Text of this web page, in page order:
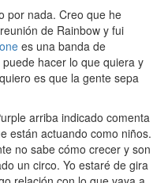
por nada. Creo que he
de Rainbow y fui
es una banda de
hacer lo que quiera y
es que la gente sepa
arriba indicado comenta
están actuando como niños.
no sabe cómo crecer y son
un circo. Yo estaré de gira